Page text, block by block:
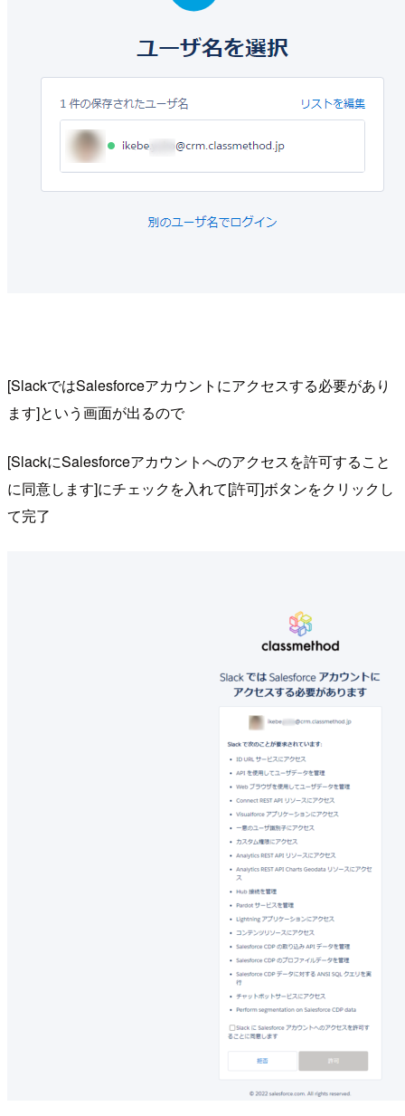
[SlackではSalesforceアカウントにアクセスする必要があり
ます]という画面が出るので
[SlackにSalesforceアカウントへのアクセスを許可すること
に同意します]にチェックを入れて[許可]ボタンをクリックし
て完了